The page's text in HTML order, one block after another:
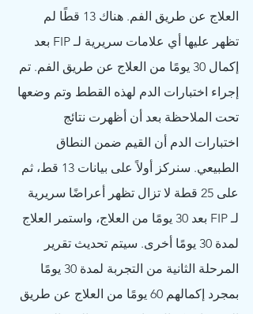
العلاج عن طريق الفم. هناك 13 قطًا لم
تظهر عليها أي علامات سريرية لـ FIP بعد
إكمال 30 يومًا من العلاج عن طريق الفم. تم
إجراء اختبارات الدم لهذه القطط وتم وضعها
تحت الملاحظة بعد أن أظهرت نتائج
اختبارات الدم أن القيم ضمن النطاق
الطبيعي. سنركز أولاً على بيانات 13 قط، ثم
على 25 قطة لا تزال تظهر أعراضًا سريرية
لـ FIP بعد 30 يومًا من العلاج، واستمر العلاج
لمدة 30 يومًا أخرى. سيتم تحديث تقرير
المرحلة الثانية من التجربة لمدة 30 يومًا
بمجرد إكمالهم 60 يومًا من العلاج عن طريق